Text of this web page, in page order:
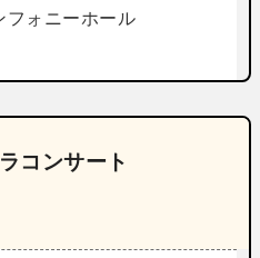
フォニーホール
コンサート